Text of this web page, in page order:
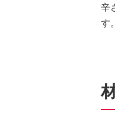
辛
す。